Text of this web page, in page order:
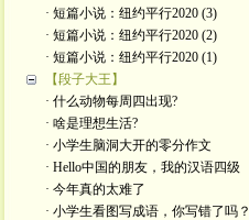
· 短篇小说：纽约平行2020 (3)
· 短篇小说：纽约平行2020 (2)
· 短篇小说：纽约平行2020 (1)
【段子大王】
· 什么动物每周四出现?
· 啥是理想生活?
· 小学生脑洞大开的零分作文
· Hello中国的朋友，我的汉语四级
· 今年真的太难了
· 小学生看图写成语，你写错了吗？